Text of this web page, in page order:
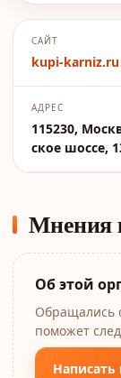
САЙТ
kupi-karniz.ru
АДРЕС
115230,
ское шоссе,
Мнения
Об этой
Обращались
поможет